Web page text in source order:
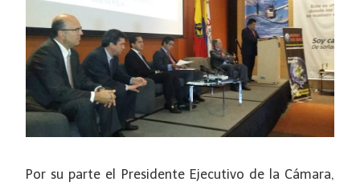
Por su parte el Presidente Ejecutivo de la Cámara,